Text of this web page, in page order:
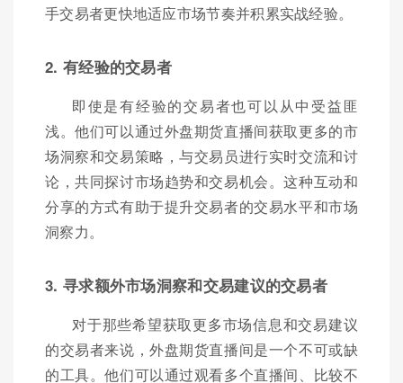
手交易者更快地适应市场节奏并积累实战经验。
2. 有经验的交易者
即使是有经验的交易者也可以从中受益匪
浅。他们可以通过外盘期货直播间获取更多的市
场洞察和交易策略，与交易员进行实时交流和讨
论，共同探讨市场趋势和交易机会。这种互动和
分享的方式有助于提升交易者的交易水平和市场
洞察力。
3. 寻求额外市场洞察和交易建议的交易者
对于那些希望获取更多市场信息和交易建议
的交易者来说，外盘期货直播间是一个不可或缺
的工具。他们可以通过观看多个直播间、比较不